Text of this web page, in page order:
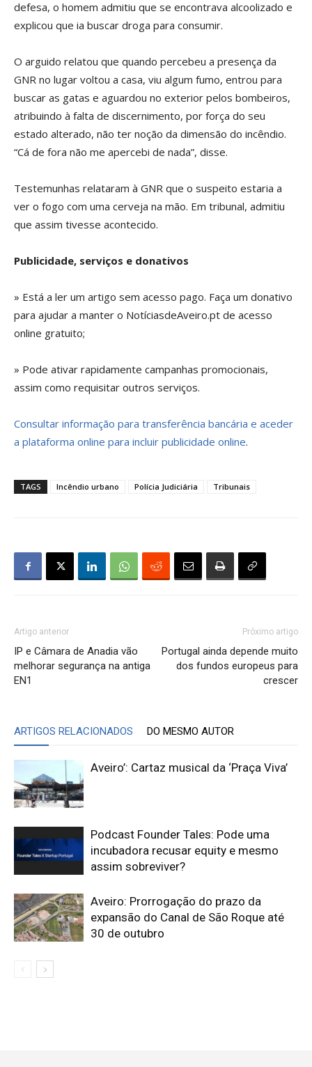
defesa, o homem admitiu que se encontrava alcoolizado e
explicou que ia buscar droga para consumir.
O arguido relatou que quando percebeu a presença da
GNR no lugar voltou a casa, viu algum fumo, entrou para
buscar as gatas e aguardou no exterior pelos bombeiros,
atribuindo à falta de discernimento, por força do seu
estado alterado, não ter noção da dimensão do incêndio.
“Cá de fora não me apercebi de nada”, disse.
Testemunhas relataram à GNR que o suspeito estaria a
ver o fogo com uma cerveja na mão. Em tribunal, admitiu
que assim tivesse acontecido.
Publicidade, serviços e donativos
» Está a ler um artigo sem acesso pago. Faça um donativo
para ajudar a manter o NotíciasdeAveiro.pt de acesso
online gratuito;
» Pode ativar rapidamente campanhas promocionais,
assim como requisitar outros serviços.
Consultar informação para transferência bancária e aceder
a plataforma online para incluir publicidade online.
TAGS Incêndio urbano Polícia Judiciária Tribunais
Artigo anterior
IP e Câmara de Anadia vão
melhorar segurança na antiga
EN1
Próximo artigo
Portugal ainda depende muito
dos fundos europeus para
crescer
ARTIGOS RELACIONADOS DO MESMO AUTOR
Aveiro’: Cartaz musical da ‘Praça Viva’
Podcast Founder Tales: Pode uma
incubadora recusar equity e mesmo
assim sobreviver?
Aveiro: Prorrogação do prazo da
expansão do Canal de São Roque até
30 de outubro